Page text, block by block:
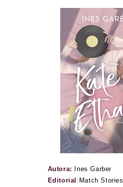
Autora:
Ines Garber
Editorial : Match Stories